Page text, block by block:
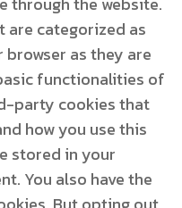
are categorized as
as they are
functionalities of
party cookies that
how you use this
stored in your
You also have the